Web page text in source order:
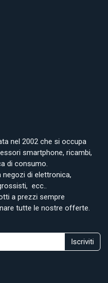
nel 2002 che si occupa
smartphone, ricambi,
di consumo.
di elettronica,
ecc..
a prezzi sempre
tutte le nostre offerte.
Iscriviti